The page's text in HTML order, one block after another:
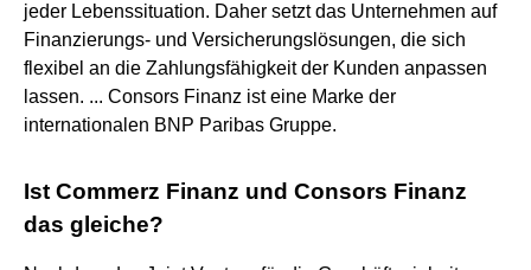
jeder Lebenssituation. Daher setzt das Unternehmen auf
Finanzierungs- und Versicherungslösungen, die sich
flexibel an die Zahlungsfähigkeit der Kunden anpassen
lassen. ... Consors Finanz ist eine Marke der
internationalen BNP Paribas Gruppe.
Ist Commerz Finanz und Consors Finanz
das gleiche?